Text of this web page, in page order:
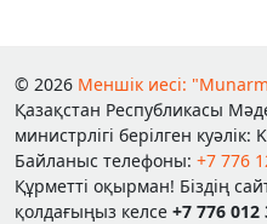
© 2026 Меншік иесі:
Қазақстан Республикасы
министрлігі берілген куәлік:
Байланыс телефоны: +7 776
Құрметті оқырман! Біздің
қолдағыңыз келсе +7 776 012